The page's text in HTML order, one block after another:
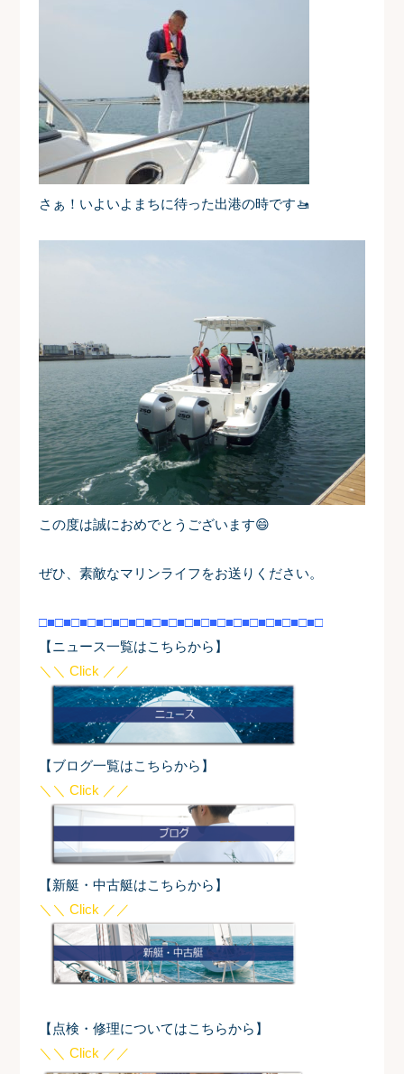
さぁ！いよいよまちに待った出港の時です🚤
この度は誠におめでとうございます😄
ぜひ、素敵なマリンライフをお送りください。
□■□■□■□■□■□■□■□■□■□■□■□■□■□■□■□■□■□
【ニュース一覧はこちらから】
＼＼ Click ／／
【ブログ一覧はこちらから】
＼＼ Click ／／
【新艇・中古艇はこちらから】
＼＼ Click ／／
【点検・修理についてはこちらから】
＼＼ Click ／／